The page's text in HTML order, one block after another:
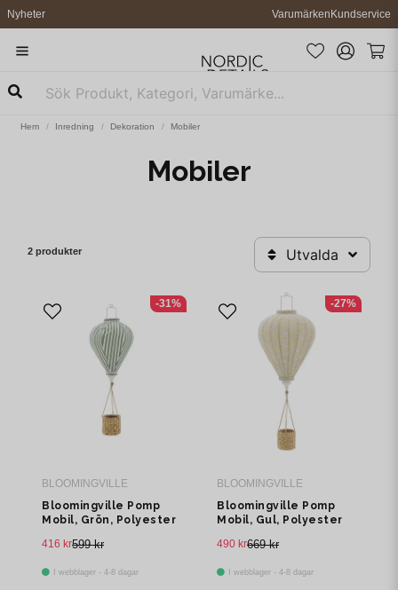
Nyheter VarumärkenKundservice
Hem Inredning Dekoration Mobiler
Mobiler
2 produkter Utvalda
BLOOMINGVILLE
Bloomingville Pomp
Mobil, Grön, Polyester
599 kr
416 kr
I webblager - 4-8 dagar
-31%
BLOOMINGVILLE
Bloomingville Pomp
Mobil, Gul, Polyester
669 kr
490 kr
I webblager - 4-8 dagar
-27%